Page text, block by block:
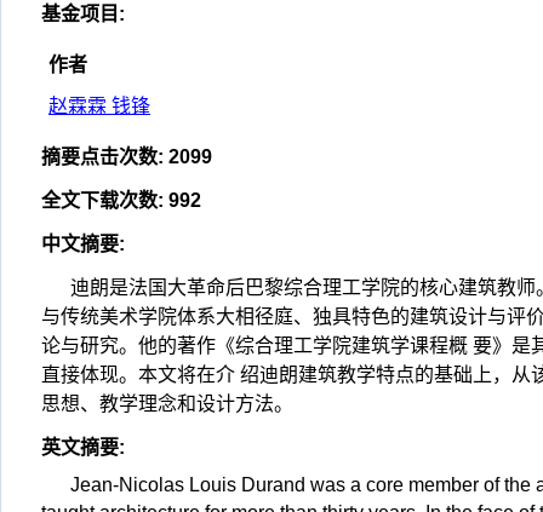
基金项目 :
作者
赵霖霖 钱锋
摘要点击次数: 2099
全文下载次数: 992
中文摘要:
迪朗是法国大革命后巴黎综合理工学院的核心建筑教
与传统美术学院体系大相径庭、独具特色的建筑设计与评
论与研究。他的著作《综合理工学院建筑学课程概 要》
直接体现。本文将在介 绍迪朗建筑教学特点的基础上，
思想、教学理念和设计方法。
英文摘要:
Jean-Nicolas Louis Durand was a core member of the